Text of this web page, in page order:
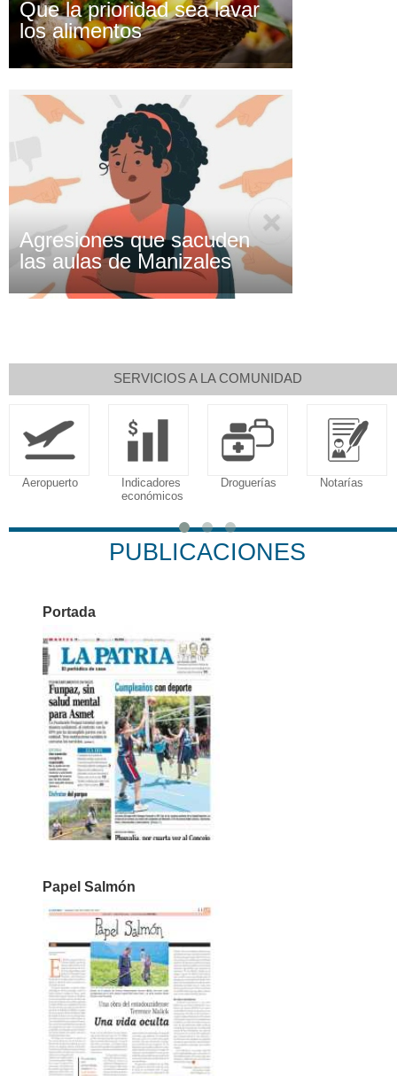
Que la prioridad sea lavar
los alimentos
Agresiones que sacuden
las aulas de Manizales
SERVICIOS A LA COMUNIDAD
Aeropuerto
Indicadores
económicos
Droguerías Notarías
PUBLICACIONES
Portada
Papel Salmón